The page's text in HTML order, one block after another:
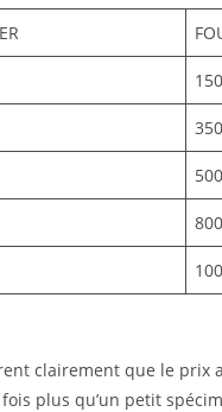
clairement que le prix
plus qu’un petit